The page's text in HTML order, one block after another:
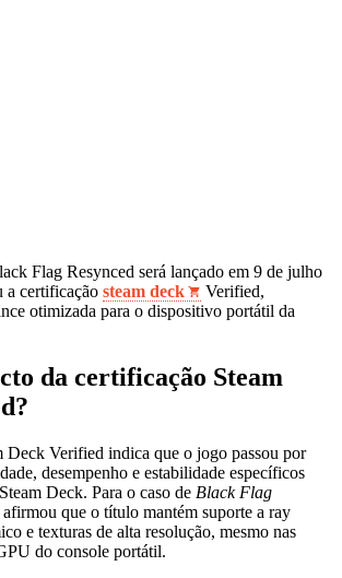
Flag Resynced será lançado em 9 de julho
a certificação steam deck
Verified,
otimizada para o dispositivo portátil da
da certificação Steam
Deck Verified indica que o jogo passou por
desempenho e estabilidade específicos
Deck. Para o caso de Black Flag
que o título mantém suporte a ray
e texturas de alta resolução, mesmo nas
do console portátil.